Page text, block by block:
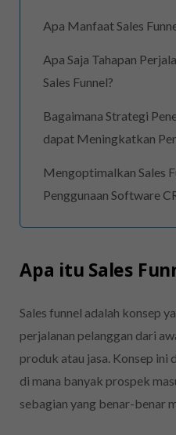
Apa Manfaat Sales
Apa Saja Tahapan
Sales Funnel?
Bagaimana Strategi
dapat Meningkatkan
Mengoptimalkan Sales
Penggunaan Software
Apa itu Sales
Sales funnel adalah konsep
perjalanan pelanggan dari
produk atau jasa. Konsep ini
di mana banyak prospek
sebagian yang benar-benar